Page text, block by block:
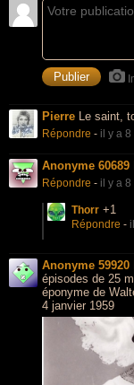
Pierre Le saint,
Répondre - il y a 8
Anonyme 60689
Répondre - il y a 8
Thorr +1
Répondre -
Anonyme 59920
épisodes de 25
éponyme de
4 janvier 1959